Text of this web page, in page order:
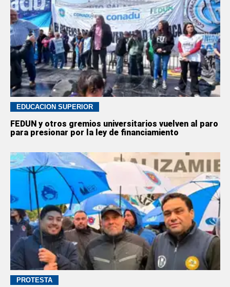
EDUCACION SUPERIOR
FEDUN y otros gremios universitarios vuelven al paro
para presionar por la ley de financiamiento
PROTESTA